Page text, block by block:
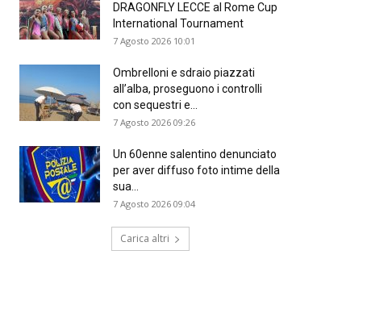
DRAGONFLY LECCE al Rome Cup
International Tournament
7 Agosto 2026 10:01
Ombrelloni e sdraio piazzati
all’alba, proseguono i controlli
con sequestri e...
7 Agosto 2026 09:26
Un 60enne salentino denunciato
per aver diffuso foto intime della
sua...
7 Agosto 2026 09:04
Carica altri